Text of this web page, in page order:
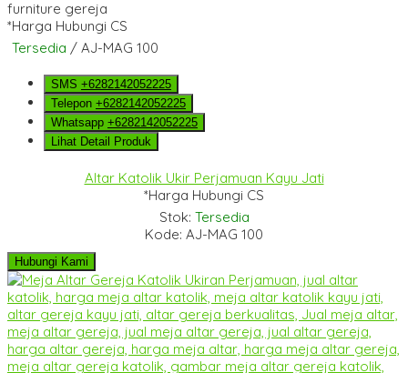
*Harga Hubungi CS
Tersedia / AJ-MAG 100
SMS +6282142052225
Telepon +6282142052225
Whatsapp +6282142052225
Lihat Detail Produk
Altar Katolik Ukir Perjamuan Kayu Jati
*Harga Hubungi CS
Stok: Tersedia
Kode: AJ-MAG 100
Hubungi Kami